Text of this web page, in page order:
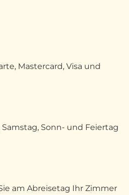
Mastercard, Visa und
Sonn- und Feiertag
am Abreisetag Ihr Zimmer